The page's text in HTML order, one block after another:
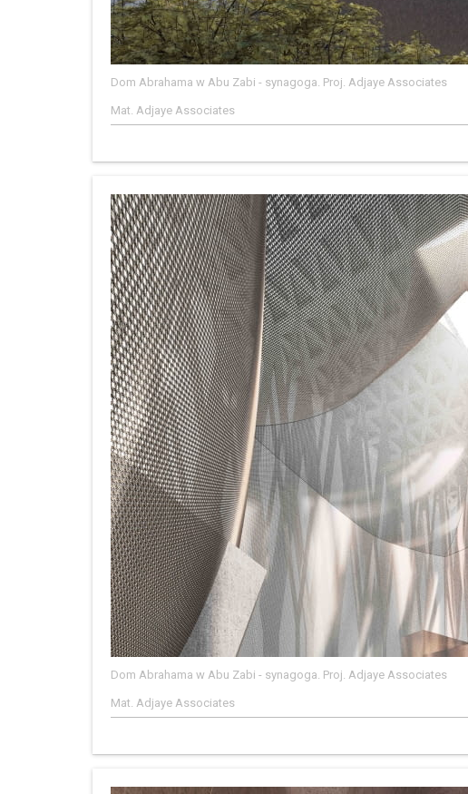
Dom Abrahama w Abu Zabi - synagoga. Proj. Adjaye Associates
Mat. Adjaye Associates
Dom Abrahama w Abu Zabi - synagoga. Proj. Adjaye Associates
Mat. Adjaye Associates